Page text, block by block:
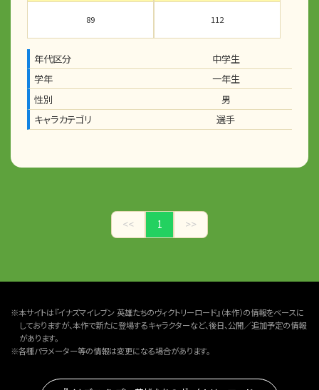
89 112
年代区分
中学生
学年
一年生
性別
男
キャラカテゴリ
選手
<< 1 >>
※本サイトは『イナズマイレブン 英雄たちのヴィクトリーロード』（本作）の情報をベースに
しておりますが、本作で新たに登場するキャラクターなど、後日、公開／追加予定の情報
があります。
※各種パラメーター等の情報は変更になる場合があります。